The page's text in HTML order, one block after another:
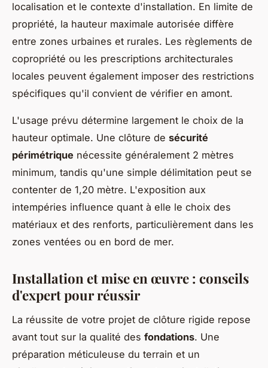
localisation et le contexte d'installation. En limite de
propriété, la hauteur maximale autorisée diffère
entre zones urbaines et rurales. Les règlements de
copropriété ou les prescriptions architecturales
locales peuvent également imposer des restrictions
spécifiques qu'il convient de vérifier en amont.
L'usage prévu détermine largement le choix de la
hauteur optimale. Une clôture de sécurité
périmétrique nécessite généralement 2 mètres
minimum, tandis qu'une simple délimitation peut se
contenter de 1,20 mètre. L'exposition aux
intempéries influence quant à elle le choix des
matériaux et des renforts, particulièrement dans les
zones ventées ou en bord de mer.
Installation et mise en œuvre : conseils
d'expert pour réussir
La réussite de votre projet de clôture rigide repose
avant tout sur la qualité des fondations. Une
préparation méticuleuse du terrain et un